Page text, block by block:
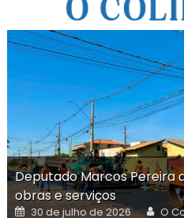
Deputado Marcos Pereira
obras e serviços
Posted
30 de julho de 2026
O